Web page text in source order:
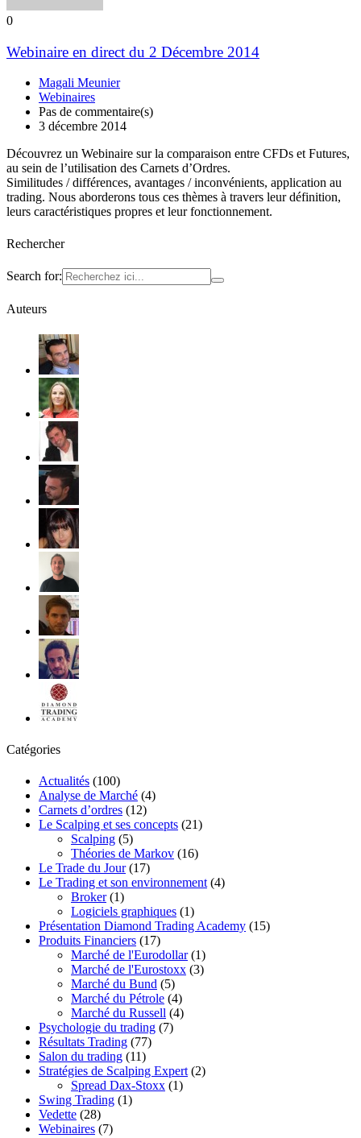
0
Webinaire en direct du 2 Décembre 2014
Magali Meunier
Webinaires
Pas de commentaire(s)
3 décembre 2014
Découvrez un Webinaire sur la comparaison entre CFDs et Futures,
au sein de l’utilisation des Carnets d’Ordres.
Similitudes / différences, avantages / inconvénients, application au
trading. Nous aborderons tous ces thèmes à travers leur définition,
leurs caractéristiques propres et leur fonctionnement.
Rechercher
Search for:
Auteurs
Catégories
Actualités (100)
Analyse de Marché (4)
Carnets d’ordres (12)
Le Scalping et ses concepts (21)
Scalping (5)
Théories de Markov (16)
Le Trade du Jour(17)
Le Trading et son environnement (4)
Broker(1)
Logiciels graphiques (1)
Présentation Diamond Trading Academy (15)
Produits Financiers (17)
Marché de l'Eurodollar(1)
Marché de l'Eurostoxx (3)
Marché du Bund (5)
Marché du Pétrole (4)
Marché du Russell (4)
Psychologie du trading (7)
Résultats Trading (77)
Salon du trading (11)
Stratégies de Scalping Expert (2)
Spread Dax-Stoxx (1)
Swing Trading (1)
Vedette (28)
Webinaires (7)